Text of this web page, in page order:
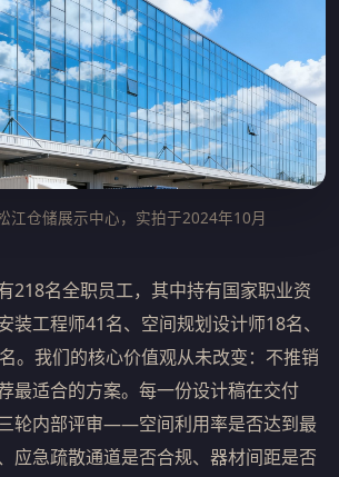
江仓储展示中心，实拍于2024年10月
218名全职员工，其中持有国家职业资
装工程师41名、空间规划设计师18名、
。我们的核心价值观从未改变：不推销
最适合的方案。每一份设计稿在交付
轮内部评审——空间利用率是否达到最
应急疏散通道是否合规、器材间距是否